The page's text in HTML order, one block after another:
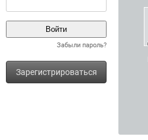
Забыли пароль?
Зарегистрироваться